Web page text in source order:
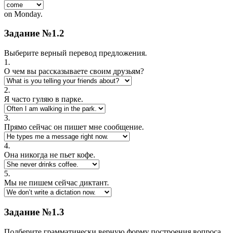
on Monday.
Задание №1.2
Выберите верный перевод предложения.
1.
О чем вы рассказываете своим друзьям?
2.
Я часто гуляю в парке.
3.
Прямо сейчас он пишет мне сообщение.
4.
Она никогда не пьет кофе.
5.
Мы не пишем сейчас диктант.
Задание №1.3